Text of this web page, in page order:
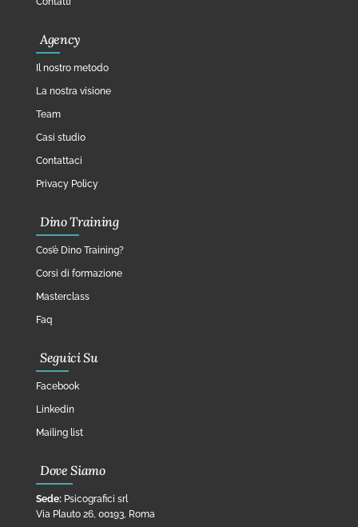
Agency
Il nostro metodo
La nostra visione
Team
Casi studio
Contattaci
Privacy Policy
Dino Training
Cos’è Dino Training?
Corsi di formazione
Masterclass
Faq
Seguici Su
Facebook
Linkedin
Mailing list
Dove Siamo
Sede: Psicografici srl
Via Plauto 26, 00193, Roma